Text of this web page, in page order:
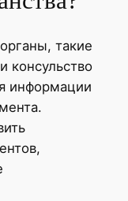
такие
консульство
информации